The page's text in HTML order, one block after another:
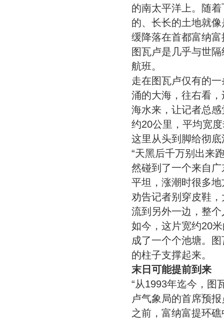
的南太平洋上。随
的、长长的土地就像
缓降落在首都富纳
图瓦卢是几乎与世
航班。
走在图瓦卢仅有的
涌的大海，往右看
海水来，让记者总
约20公里，平均宽
这里从头到脚给彻底
“天黑后千万别出来
然碰到了一个来自
平坦，涨潮时很多
劝告记者别穿皮鞋
流到另外一边，整
如今，这片宽约20
成了一个个池塘。
的柱子支撑起来。
末日可能提前到来
“从1993年迄今，图
卢气象局的首席预
之前，富纳富提环